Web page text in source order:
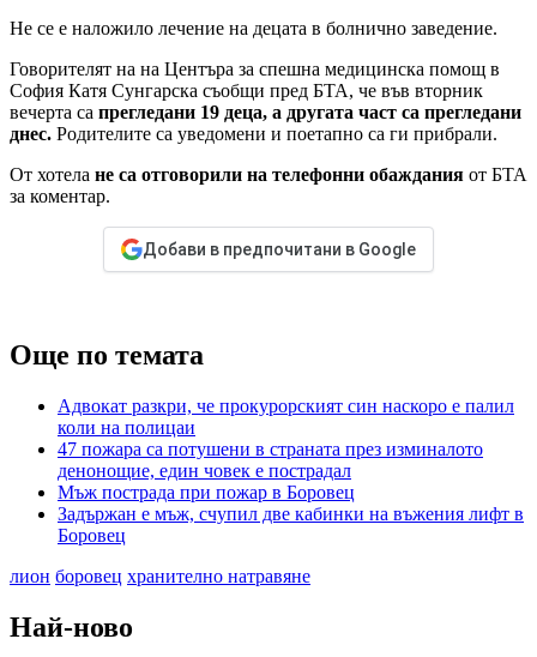
Не се е наложило лечение на децата в болнично заведение.
Говорителят на на Центъра за спешна медицинска помощ в
София Катя Сунгарска съобщи пред БТА, че във вторник
вечерта са прегледани 19 деца, а другата част са прегледани
днес. Родителите са уведомени и поетапно са ги прибрали.
От хотела не са отговорили на телефонни обаждания от БТА
за коментар.
Добави в предпочитани в Google
Още по темата
Адвокат разкри, че прокурорският син наскоро е палил
коли на полицаи
47 пожара са потушени в страната през изминалото
денонощие, един човек е пострадал
Мъж пострада при пожар в Боровец
Задържан е мъж, счупил две кабинки на въжения лифт в
Боровец
лион боровец хранително натравяне
Най-ново